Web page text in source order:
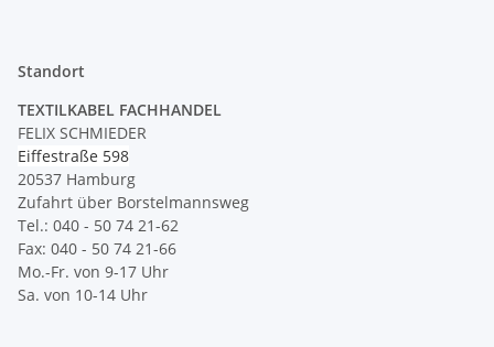
Standort
TEXTILKABEL FACHHANDEL
FELIX SCHMIEDER
Eiffestraße 598
20537 Hamburg
Zufahrt über Borstelmannsweg
Tel.: 040 - 50 74 21-62
Fax: 040 - 50 74 21-66
Mo.-Fr. von 9-17 Uhr
Sa. von 10-14 Uhr